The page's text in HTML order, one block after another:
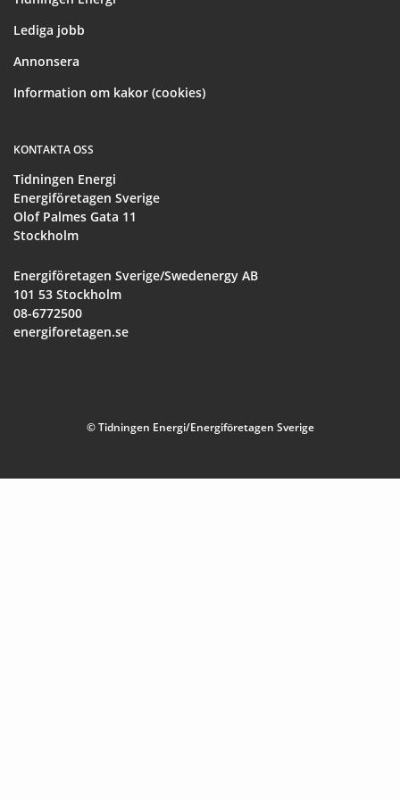
Lediga jobb
Annonsera
Information om kakor (cookies)
KONTAKTA OSS
Tidningen Energi
Energiföretagen Sverige
Olof Palmes Gata 11
Stockholm
Energiföretagen Sverige/Swedenergy AB
101 53 Stockholm
08-6772500
energiforetagen.se
© Tidningen Energi/Energiföretagen Sverige